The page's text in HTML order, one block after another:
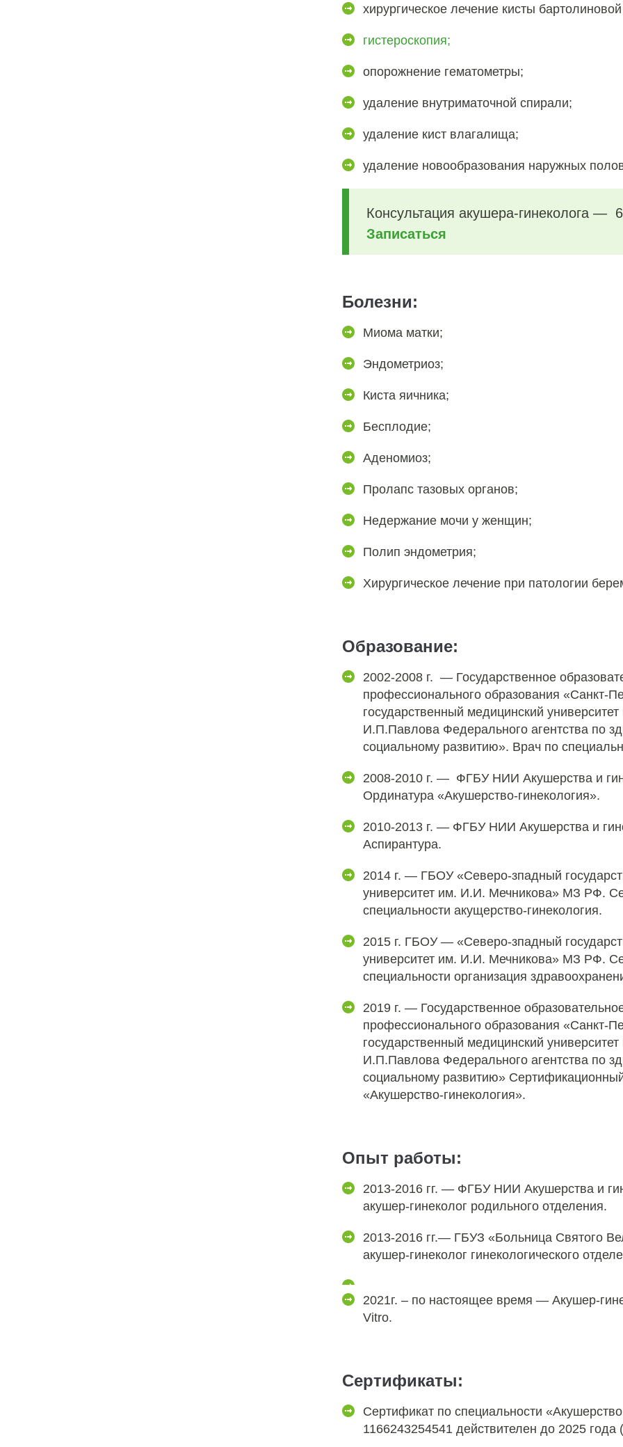
хирургическое лечение кисты
гистероскопия;
опорожнение гематометры;
удаление внутриматочной спирали;
удаление кист влагалища;
удаление новообразования наружных
Консультация акушера-гинеколога —
Записаться
Болезни:
Миома матки;
Эндометриоз;
Киста яичника;
Бесплодие;
Аденомиоз;
Пролапс тазовых органов;
Недержание мочи у женщин;
Полип эндометрия;
Хирургическое лечение при патологии
Образование:
2002-2008 г. — Государственное
профессионального образования «Санкт-
государственный медицинский
И.П.Павлова Федерального агентства по
социальному развитию». Врач по
2008-2010 г. — ФГБУ НИИ Акушерства и
Ординатура «Акушерство-гинекология».
2010-2013 г. — ФГБУ НИИ Акушерства и
Аспирантура.
2014 г. — ГБОУ «Северо-зпадный
университет им. И.И. Мечникова» МЗ РФ.
специальности акущерство-гинекология.
2015 г. ГБОУ — «Северо-зпадный
университет им. И.И. Мечникова» МЗ РФ.
специальности организация
2019 г. — Государственное
профессионального образования «Санкт-
государственный медицинский
И.П.Павлова Федерального агентства по
социальному развитию»
«Акушерство-гинекология».
Опыт работы:
2013-2016 гг. — ФГБУ НИИ Акушерства и
акушер-гинеколог родильного отделения.
2013-2016 гг.— ГБУЗ «Больница Святого
акушер-гинеколог гинекологического
2021г. – по настоящее время — Акушер-
Vitro.
Сертификаты:
Сертификат по специальности
1166243254541 действителен до 2025 года